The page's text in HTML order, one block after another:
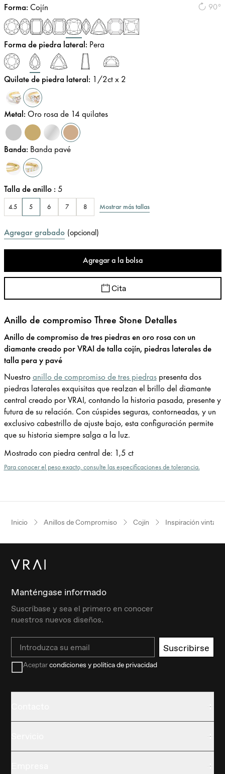
90°
Forma: Cojín
Forma de piedra lateral: Pera
Quilate de piedra lateral: 1/2ct x 2
Metal: Oro rosa de 14 quilates
Banda: Banda pavé
Talla de anillo : 5
4.5 5 6 7 8 Mostrar más tallas
Agregar grabado (opcional)
Agregar a la bolsa
Cita
Anillo de compromiso Three Stone Detalles
Anillo de compromiso de tres piedras en oro rosa con un
diamante creado por VRAI de talla cojín, piedras laterales de
talla pera y pavé
Nuestroanillo de compromiso de tres piedraspresenta dos
piedras laterales exquisitas que realzan el brillo del diamante
central creado por VRAI, contando la historia pasada, presente y
futura de su relación. Con cúspides seguras, contorneadas, y un
exclusivo cabestrillo de ajuste bajo, esta configuración permite
que su historia siempre salga a la luz.
Mostrado con piedra central de: 1,5 ct
Para conocer el peso exacto, consulte las especificaciones de tolerancia.
Inicio Anillos de Compromiso Cojín Inspiración vintage
Manténgase informado
Suscríbase y sea el primero en conocer
nuestros nuevos diseños.
Email Suscribirse
Aceptarcondiciones y política de privacidad